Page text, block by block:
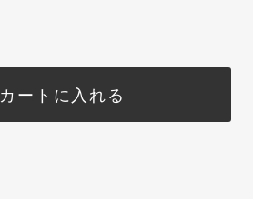
カートに入れる